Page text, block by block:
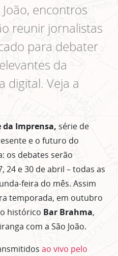
encontros
reunir jornalistas
para debater
da
digital. Veja a
da Imprensa, série de
e o futuro do
os debates serão
24 e 30 de abril – todas as
feira do mês. Assim
temporada, em outubro
histórico Bar Brahma,
com a São João.
ao vivo pelo